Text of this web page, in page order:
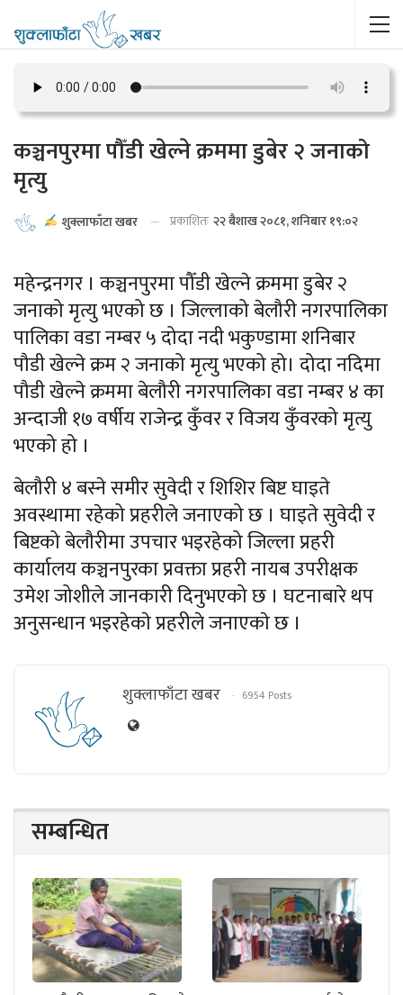
कञ्चनपुरमा पौँडी खेल्ने क्रममा डुबेर २ जनाको
मृत्यु
शुक्लाफाँटा खबर प्रकाशितः २२ बैशाख २०८१, शनिबार १९:०२
महेन्द्रनगर । कञ्चनपुरमा पौँडी खेल्ने क्रममा डुबेर २
जनाको मृत्यु भएको छ । जिल्लाको बेलौरी नगरपालिका
पालिका वडा नम्बर ५ दोदा नदी भकुण्डामा शनिबार
पौडी खेल्ने क्रम २ जनाको मृत्यु भएको हो। दोदा नदिमा
पौडी खेल्ने क्रममा बेलौरी नगरपालिका वडा नम्बर ४ का
अन्दाजी १७ वर्षीय राजेन्द्र कुँवर र विजय कुँवरको मृत्यु
भएको हो ।
बेलौरी ४ बस्ने समीर सुवेदी र शिशिर बिष्ट घाइते
अवस्थामा रहेको प्रहरीले जनाएको छ । घाइते सुवेदी र
बिष्टको बेलौरीमा उपचार भइरहेको जिल्ला प्रहरी
कार्यालय कञ्चनपुरका प्रवक्ता प्रहरी नायब उपरीक्षक
उमेश जोशीले जानकारी दिनुभएको छ । घटनाबारे थप
अनुसन्धान भइरहेकाे प्रहरीले जनाएकाे छ ।
शुक्लाफाँटा खबर 6954 Posts
सम्बन्धित